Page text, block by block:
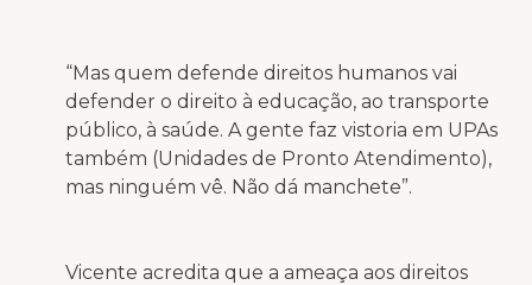
“Mas quem defende direitos humanos vai
defender o direito à educação, ao transporte
público, à saúde. A gente faz vistoria em UPAs
também (Unidades de Pronto Atendimento),
mas ninguém vê. Não dá manchete”.
Vicente acredita que a ameaça aos direitos